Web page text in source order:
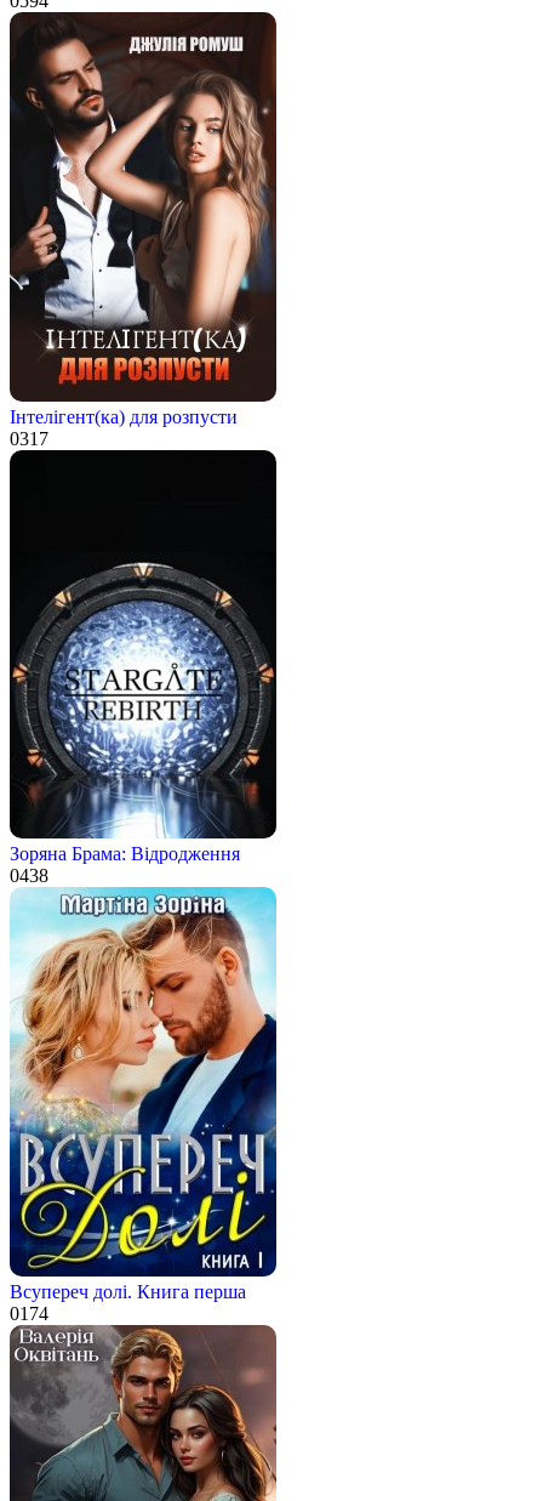
Інтелігент(ка) для розпусти
0317
Зоряна Брама: Відродження
0438
Всупереч долі. Книга перша
0174